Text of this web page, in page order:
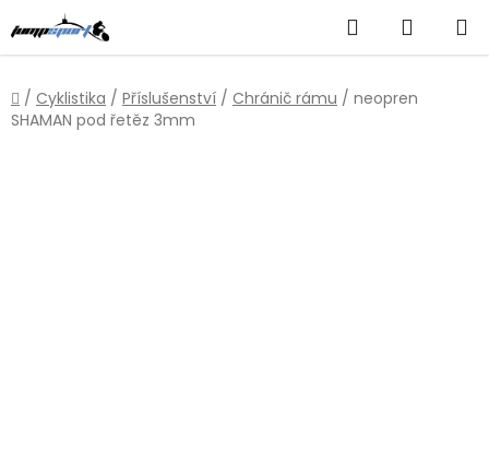
na
obsah
Hledat
KOŠÍK
Domů
/ Cyklistika / Příslušenství / Chránič rámu / neopren
SHAMAN pod řetěz 3mm